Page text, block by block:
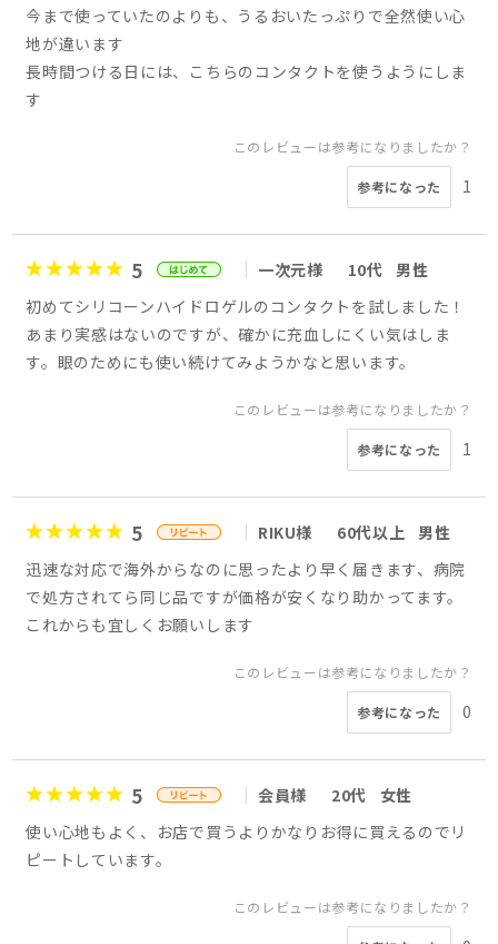
今まで使っていたのよりも、うるおいたっぷりで全然使い心
地が違います
長時間つける日には、こちらのコンタクトを使うようにしま
す
このレビューは参考になりましたか？
参考になった 1
5 一次元様 10代
男性
初めてシリコーンハイドロゲルのコンタクトを試しました！
あまり実感はないのですが、確かに充血しにくい気はしま
す。眼のためにも使い続けてみようかなと思います。
このレビューは参考になりましたか？
参考になった 1
5 RIKU様 60代以上
男性
迅速な対応で海外からなのに思ったより早く届きます、病院
で処方されてら同じ品ですが価格が安くなり助かってます。
これからも宜しくお願いします
このレビューは参考になりましたか？
参考になった 0
5 会員様 20代
女性
使い心地もよく、お店で買うよりかなりお得に買えるのでリ
ピートしています。
このレビューは参考になりましたか？